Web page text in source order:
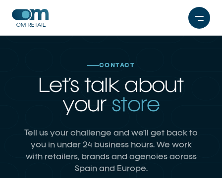
CONTACT
Let’s talk about
your store
Tell us your challenge and we’ll get back to
you in under 24 business hours. We work
with retailers, brands and agencies across
Spain and Europe.